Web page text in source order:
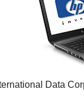
Data